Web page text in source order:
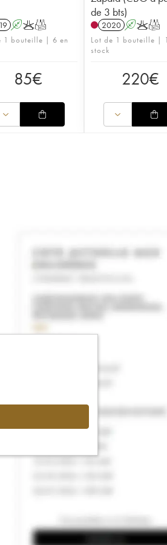
AKT
1 bouteille | 6 en
85€
de 3 bts)
2020 AKT
Lot de 1 bouteille |
stock
220€